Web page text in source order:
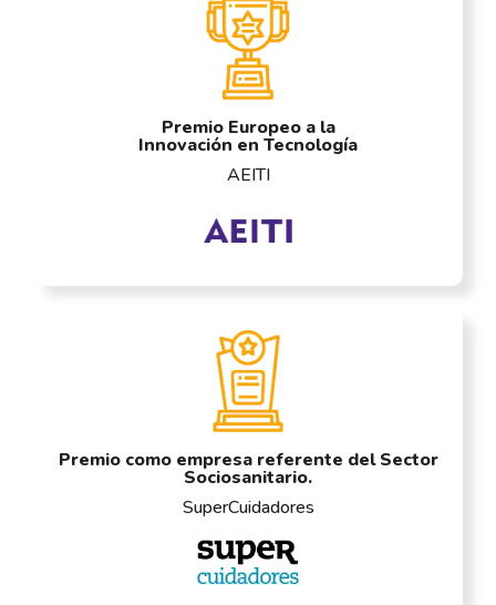
Premio Europeo a la
Innovación en Tecnología
AEITI
Premio como empresa referente del Sector
Sociosanitario.
SuperCuidadores